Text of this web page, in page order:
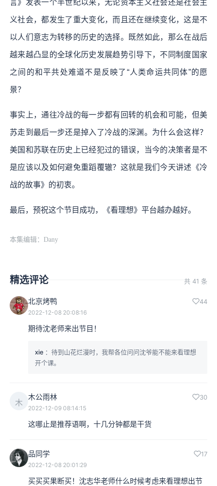
言》发表一个半世纪以来，无论资本主义社会还是社会主
义社会，都发生了重大变化，而且还在继续变化，这是不
以人们意志为转移的历史的选择。既然如此，那么在战后
越来越凸显的全球化历史发展趋势引导下，不同制度国家
之间的和平共处难道不是反映了“人类命运共同体”的愿
景？
事实上，通往冷战的每一步都有回转的机会和可能，但美
苏走到最后一步还是掉入了冷战的深渊。为什么会这样？
美国和苏联在历史上已经犯过的错误，当今的决策者是不
是应该以及如何避免重蹈覆辙？这就是我们今天讲述《冷
战的故事》的初衷。
最后，预祝这个节目成功，《看理想》平台越办越好。
本集编辑：Dany
精选评论 共 41 条
北京烤鸭 44
2022-12-08 20:08:16
期待沈老师来出节目！
xie ：待到山花烂漫时，我帮各位问问沈爷能不能来看理想
开个课。
木
木公雨林 30
2022-12-09 08:14:15
这哪止是推荐语啊，十几分钟都是干货
品同学 17
2022-12-08 20:01:29
买买买果断买！沈志华老师什么时候考虑来看理想出节